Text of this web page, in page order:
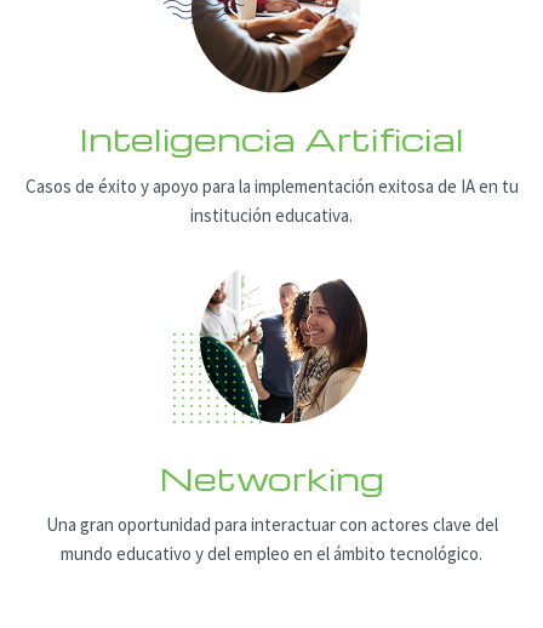
Inteligencia Artificial
Casos de éxito y apoyo para la implementación exitosa de IA en tu
institución educativa.
Networking
Una gran oportunidad para interactuarcon actores clave del
mundo educativo ydel empleo en el ámbito tecnológico.